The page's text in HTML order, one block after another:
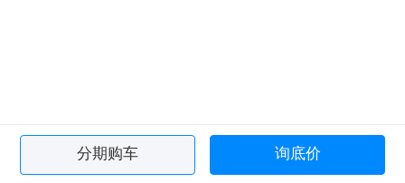
分期购车 询底价